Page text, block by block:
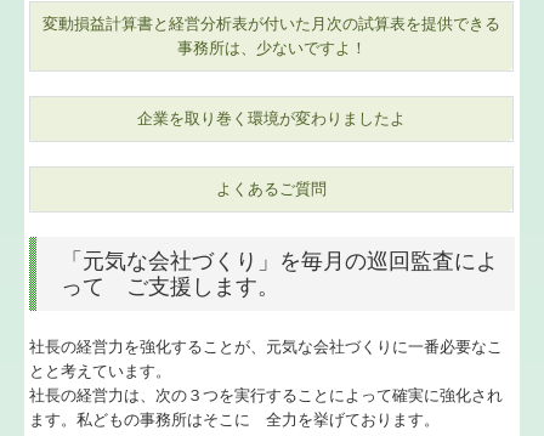
公益法人 社会福祉法人
連続黒字の為に
経営計画
決算カウンセリング
経営審査
変動損益計算書と経営分析表が付いた月次の試算表を提供できる
事務所は、少ないですよ！
企業を取り巻く環境が変わりましたよ
よくあるご質問
「元気な会社づくり」を毎月の巡回監査によ
って ご支援します。
社長の経営力を強化することが、元気な会社づくりに一番必要なこ
とと考えています。
社長の経営力は、次の３つを実行することによって確実に強化され
ます。私どもの事務所はそこに 全力を挙げております。